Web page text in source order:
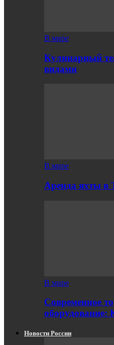
В мире
Кулинарный
видами
В мире
Аренда яхты в
В мире
Современное
оборудование:
Новости России